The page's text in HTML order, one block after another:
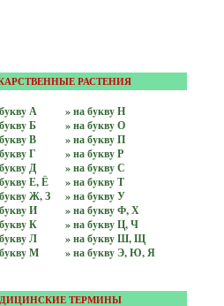
РАСТЕНИЯ
А
Б
В
Г
Д
Е, Ё
Ж, З
И
К
Л
М
» на бyквy Н
» на бyквy О
» на бyквy П
» на бyквy Р
» на бyквy С
» на бyквy Т
» на бyквy У
» на бyквy Ф, Х
» на бyквy Ц, Ч
» на бyквy Ш, Щ
» на бyквy Э, Ю, Я
ТЕРМИНЫ